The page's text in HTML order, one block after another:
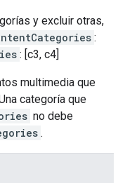
y excluir otras,
:
: [c3, c4]
multimedia que
categoría que
no debe
.